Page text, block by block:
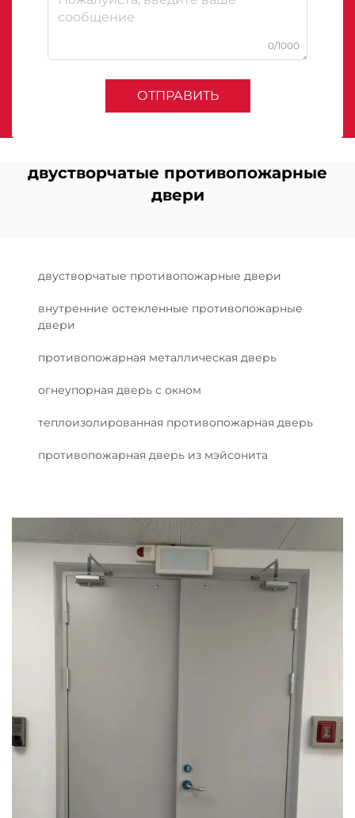
0/1000
ОТПРАВИТЬ
двустворчатые противопожарные
двери
двустворчатые противопожарные двери
внутренние остекленные противопожарные
двери
противопожарная металлическая дверь
огнеупорная дверь с окном
теплоизолированная противопожарная дверь
противопожарная дверь из мэйсонита